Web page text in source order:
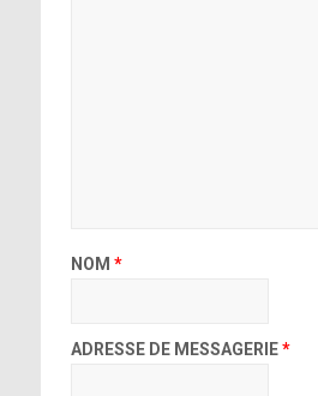
NOM *
ADRESSE DE MESSAGERIE*